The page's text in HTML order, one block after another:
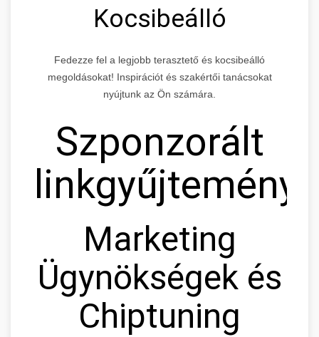
Kocsibeálló
Fedezze fel a legjobb terasztető és kocsibeálló
megoldásokat! Inspirációt és szakértői tanácsokat
nyújtunk az Ön számára.
Szponzorált
linkgyűjtemény
Marketing
Ügynökségek és
Chiptuning